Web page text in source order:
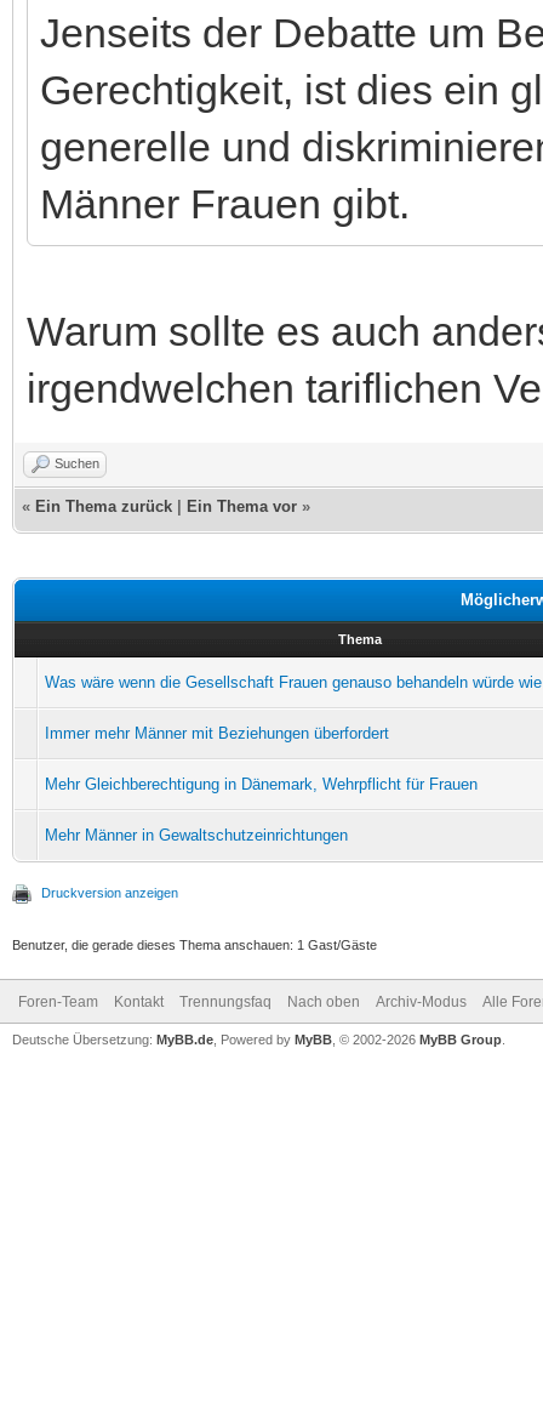
Jenseits der Debatte um
Gerechtigkeit, ist dies ein
generelle und
Männer Frauen gibt.
Warum sollte es auch
irgendwelchen tariflichen
Suchen
« Ein Thema zurück Ein Thema vor »
Thema
Was wäre wenn die Gesellschaft Frauen genauso behandeln würde
Immer mehr Männer mit Beziehungen überfordert
Mehr Gleichberechtigung in Dänemark, Wehrpflicht für Frauen
Mehr Männer in Gewaltschutzeinrichtungen
Druckversion anzeigen
Benutzer, die gerade dieses Thema anschauen: 1 Gast/Gäste
Foren-Team Kontakt Trennungsfaq Nach oben Archiv-Modus Alle
Deutsche Übersetzung: MyBB.de , Powered by MyBB , © 2002-2026 MyBB Group